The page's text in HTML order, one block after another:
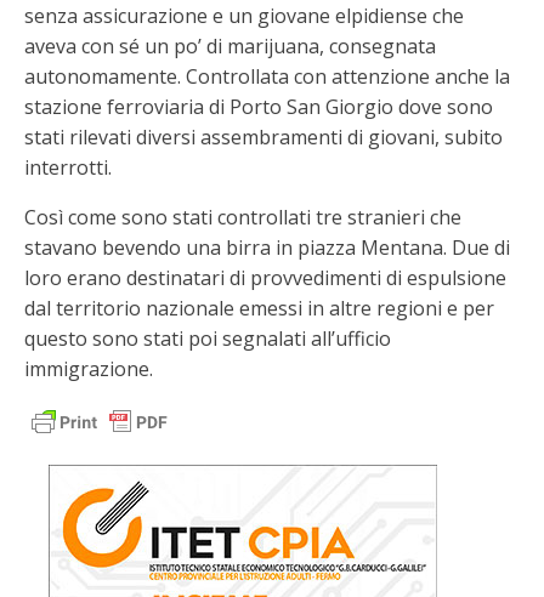
senza assicurazione e un giovane elpidiense che
aveva con sé un po’ di marijuana, consegnata
autonomamente. Controllata con attenzione anche la
stazione ferroviaria di Porto San Giorgio dove sono
stati rilevati diversi assembramenti di giovani, subito
interrotti.
Così come sono stati controllati tre stranieri che
stavano bevendo una birra in piazza Mentana. Due di
loro erano destinatari di provvedimenti di espulsione
dal territorio nazionale emessi in altre regioni e per
questo sono stati poi segnalati all’ufficio
immigrazione.